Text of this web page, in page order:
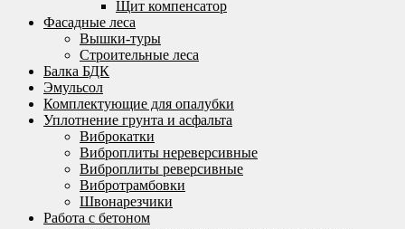
Щит компенсатор
Фасадные леса
Вышки-туры
Строительные леса
Балка БДК
Эмульсол
Комплектующие для опалубки
Уплотнение грунта и асфальта
Виброкатки
Виброплиты нереверсивные
Виброплиты реверсивные
Вибротрамбовки
Швонарезчики
Работа с бетоном